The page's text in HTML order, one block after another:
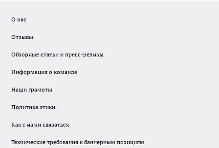
О нас
Отзывы
Обзорные статьи и пресс-релизы
Информация о команде
Наши грамоты
Политика этики
Как с нами связаться
Технические требования к баннерным позициям